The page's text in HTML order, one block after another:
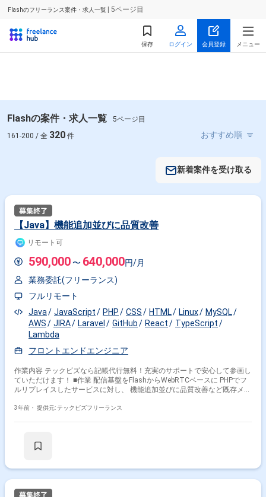
Flashのフリーランス案件・求人一覧 | 5ページ目
保存 ログイン 会員登録 メニュー
Flashの案件・求人一覧
5ページ目
161-200 / 全 320 件
新着案件を受け取る
【Java】機能追加並びに品質改善
リモート可
590,000 〜 640,000円/月
業務委託(フリーランス)
フルリモート
Java
JavaScript PHP CSS HTML Linux
MySQL
AWS
JIRA Laravel GitHub React
TypeScript
Lambda
フロントエンドエンジニア
作業内容 テックビズなら記帳代行無料！充実のサポートで安心して参画し
ていただけます！ ■作業 配信基盤をFlashからWebRTCベースに PHPでフ
ルリプレイスしたサービスに対し、 機能追加並びに品質改善など既存メン
保守改修 【開発環境】 OS:Linux ミドルウェア：MySQL 開発言語：PHP,
本フルリモート(MTG等出社お願いする場合があります) ■作業時間：10:00
3年前・ 提供元: テックビズフリーランス